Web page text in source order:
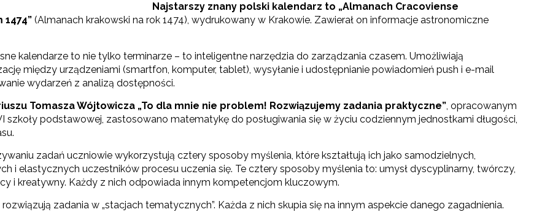
Najstarszy znany polski kalendarz to „Almanach Cracoviense
1474” (Almanach krakowski na rok 1474), wydrukowany w Krakowie. Zawierał on informacje astronomiczne
kalendarze to nie tylko terminarze – to inteligentne narzędzia do zarządzania czasem. Umożliwiają
między urządzeniami (smartfon, komputer, tablet), wysyłanie i udostępnianie powiadomień push i e-mail
wydarzeń z analizą dostępności.
Tomasza Wójtowicza „To dla mnie nie problem! Rozwiązujemy zadania praktyczne”, opracowanym
szkoły podstawowej, zastosowano matematykę do posługiwania się w życiu codziennym jednostkami długości,
zadań uczniowie wykorzystują cztery sposoby myślenia, które kształtują ich jako samodzielnych,
i elastycznych uczestników procesu uczenia się. Te cztery sposoby myślenia to: umysł dyscyplinarny, twórczy,
i kreatywny. Każdy z nich odpowiada innym kompetencjom kluczowym.
zadania w „stacjach tematycznych”. Każda z nich skupia się na innym aspekcie danego zagadnienia.